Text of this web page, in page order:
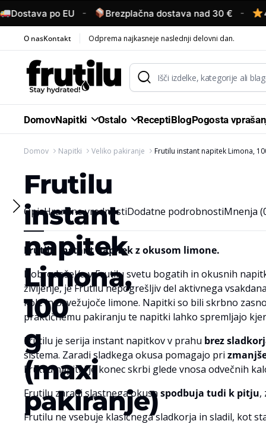
po EU - Brezplačna dostava nad 30 € -
O nasKontakt Odprema najkasneje naslednji delovni dan.
DomovNapitki Ostalo ReceptiBlogPogosta
Domov Napitki Veliko pakiranje Frutilu instant napitek Limona,
Frutilu
instant
napitek
Limona,
100
g
(maxi
pakiranje)
OpisHranilne vrednostiDodatne podrobnostiMnenja
Frutilu instant napitek z okusom limone.
Dobrodošel/a v Frutilu svetu bogatih in okusnih
življenje, je Frutilu nepogrešljiv del aktivnega
kole in osvežujoče limone. Napitki so bili skrbno
praktičnemu pakiranju te napitki lahko spremljajo
Frutilu je serija instant napitkov v prahu brez
sistema. Zaradi sladkega okusa pomagajo pri
Frutilu napitki je konec skrbi glede vnosa odvečnih
Frutilu zaradi slastnega okusa spodbuja tudi k pitju,
Frutilu ne vsebuje klasičnega sladkorja in sladil, kot